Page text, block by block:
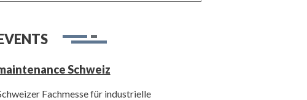
Schweiz
Fachmesse für industrielle